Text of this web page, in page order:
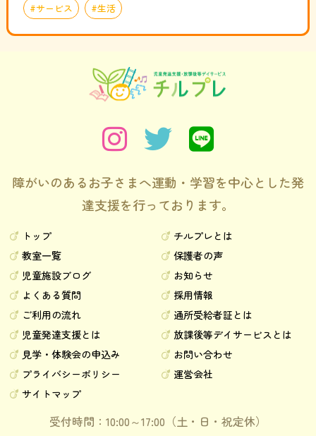
サービス 生活
障がいのあるお子さまへ運動・学習を中心とした発
達支援を行っております。
トップ
チルプレとは
教室一覧
保護者の声
児童施設ブログ
お知らせ
よくある質問
採用情報
ご利用の流れ
通所受給者証とは
児童発達支援とは
放課後等デイサービスとは
見学・体験会の申込み
お問い合わせ
プライバシーポリシー
運営会社
サイトマップ
受付時間：10:00～17:00（土・日・祝定休）